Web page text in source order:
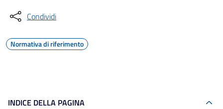
Condividi
Normativa di riferimento
INDICE DELLA PAGINA